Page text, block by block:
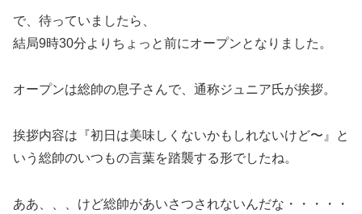
で、待っていましたら、
結局9時30分よりちょっと前にオープンとなりました。
オープンは総帥の息子さんで、通称ジュニア氏が挨拶。
挨拶内容は『初日は美味しくないかもしれないけど〜』と
いう総帥のいつもの言葉を踏襲する形でしたね。
ああ、、、けど総帥があいさつされないんだな・・・・・